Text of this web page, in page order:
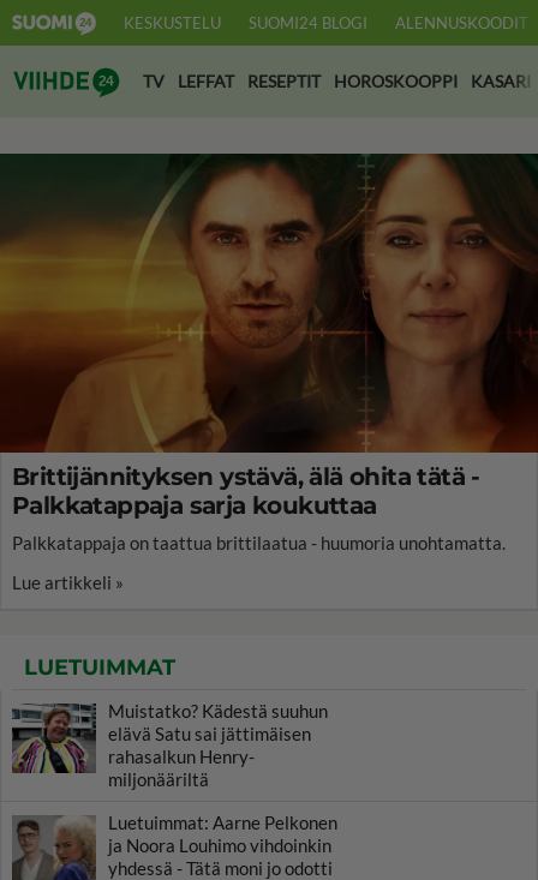
KESKUSTELU SUOMI24 BLOGI ALENNUSKOODIT
Suomi24 Viihde
TV LEFFAT RESEPTIT HOROSKOOPPI KASARI
Brittijännityksen ystävä, älä ohita tätä -
Palkkatappaja sarja koukuttaa
Palkkatappaja on taattua brittilaatua - huumoria unohtamatta.
Lue artikkeli »
LUETUIMMAT
Muistatko? Kädestä suuhun
elävä Satu sai jättimäisen
rahasalkun Henry-
miljonääriltä
Luetuimmat: Aarne Pelkonen
ja Noora Louhimo vihdoinkin
yhdessä - Tätä moni jo odotti